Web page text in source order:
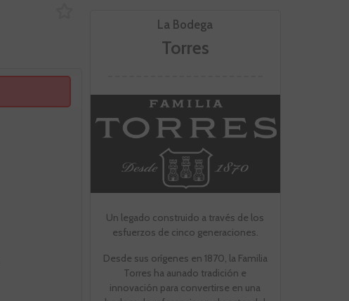
La Bodega
Torres
Un legado construido a través de los
esfuerzos de cinco generaciones.
Desde sus orígenes en 1870, la Familia
Torres ha aunado tradición e
innovación para convertirse en una